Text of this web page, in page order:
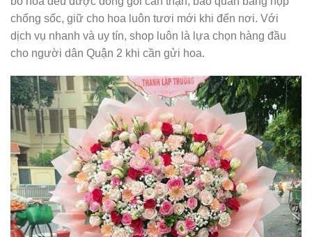
chống sốc, giữ cho hoa luôn tươi mới khi đến nơi. Với
dịch vụ nhanh và uy tín, shop luôn là lựa chọn hàng đầu
cho người dân Quận 2 khi cần gửi hoa.